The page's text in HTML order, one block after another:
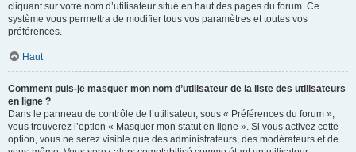
cliquant sur votre nom d’utilisateur situé en haut des pages du forum. Ce
système vous permettra de modifier tous vos paramètres et toutes vos
préférences.
Haut
Comment puis-je masquer mon nom d’utilisateur de la liste des utilisateurs
en ligne ?
Dans le panneau de contrôle de l’utilisateur, sous « Préférences du forum »,
vous trouverez l’option « Masquer mon statut en ligne ». Si vous activez cette
option, vous ne serez visible que des administrateurs, des modérateurs et de